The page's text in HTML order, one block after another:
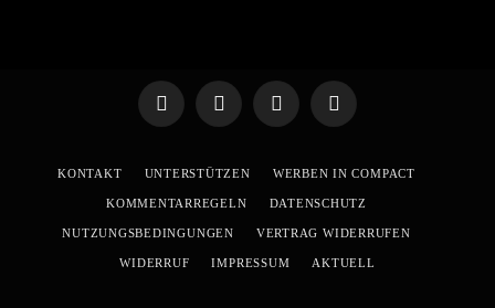
TelegramWhatsApp
X
YouTube
KONTAKT UNTERSTÜTZEN WERBEN IN COMPACT
KOMMENTARREGELN DATENSCHUTZ
NUTZUNGSBEDINGUNGEN VERTRAG WIDERRUFEN
WIDERRUF IMPRESSUM AKTUELL